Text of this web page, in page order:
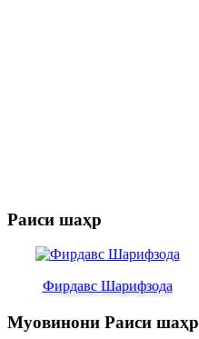
Раиси шаҳр
Фирдавс Шарифзода
Муовинони Раиси шаҳр